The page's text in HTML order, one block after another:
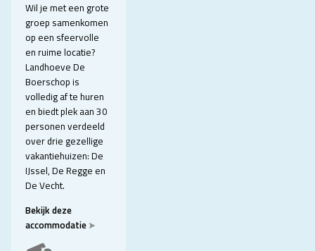
Wil je met een grote
groep samenkomen
op een sfeervolle
en ruime locatie?
Landhoeve De
Boerschop is
volledig af te huren
en biedt plek aan 30
personen verdeeld
over drie gezellige
vakantiehuizen: De
IJssel, De Regge en
De Vecht.
Bekijk deze
accommodatie